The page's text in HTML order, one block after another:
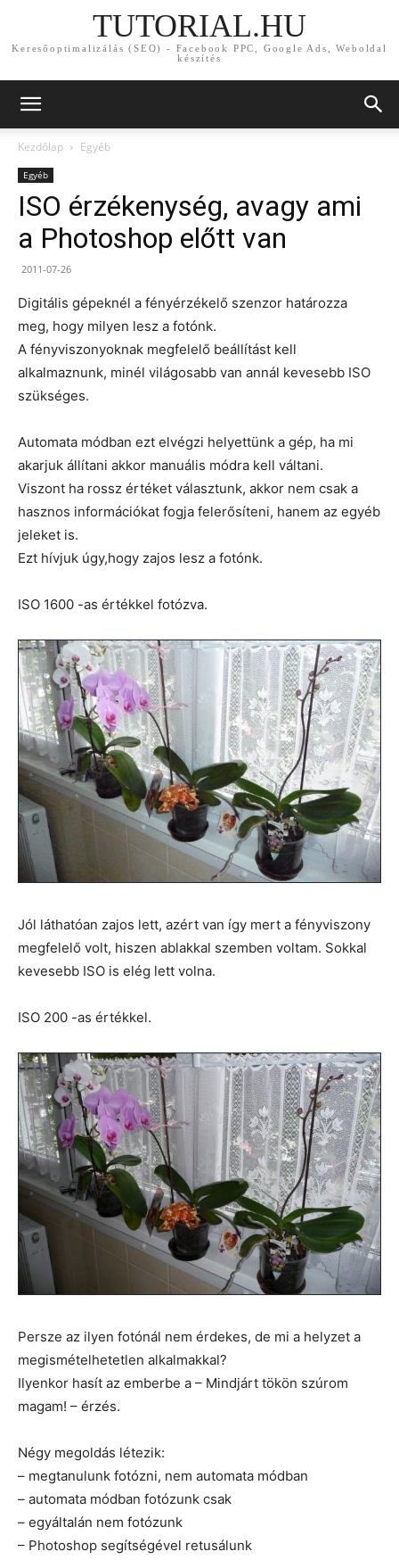
TUTORIAL.HU
Keresőoptimalizálás (SEO) - Facebook PPC, Google Ads, Weboldal
készítés
Kezdőlap Egyéb
Egyéb
ISO érzékenység, avagy ami
a Photoshop előtt van
2011-07-26
Digitális gépeknél a fényérzékelő szenzor határozza
meg, hogy milyen lesz a fotónk.
A fényviszonyoknak megfelelő beállítást kell
alkalmaznunk, minél világosabb van annál kevesebb ISO
szükséges.
Automata módban ezt elvégzi helyettünk a gép, ha mi
akarjuk állítani akkor manuális módra kell váltani.
Viszont ha rossz értéket választunk, akkor nem csak a
hasznos információkat fogja felerősíteni, hanem az egyéb
jeleket is.
Ezt hívjuk úgy,hogy zajos lesz a fotónk.
ISO 1600 -as értékkel fotózva.
Jól láthatóan zajos lett, azért van így mert a fényviszony
megfelelő volt, hiszen ablakkal szemben voltam. Sokkal
kevesebb ISO is elég lett volna.
ISO 200 -as értékkel.
Persze az ilyen fotónál nem érdekes, de mi a helyzet a
megismételhetetlen alkalmakkal?
Ilyenkor hasít az emberbe a – Mindjárt tökön szúrom
magam! – érzés.
Négy megoldás létezik:
– megtanulunk fotózni, nem automata módban
– automata módban fotózunk csak
– egyáltalán nem fotózunk
– Photoshop segítségével retusálunk